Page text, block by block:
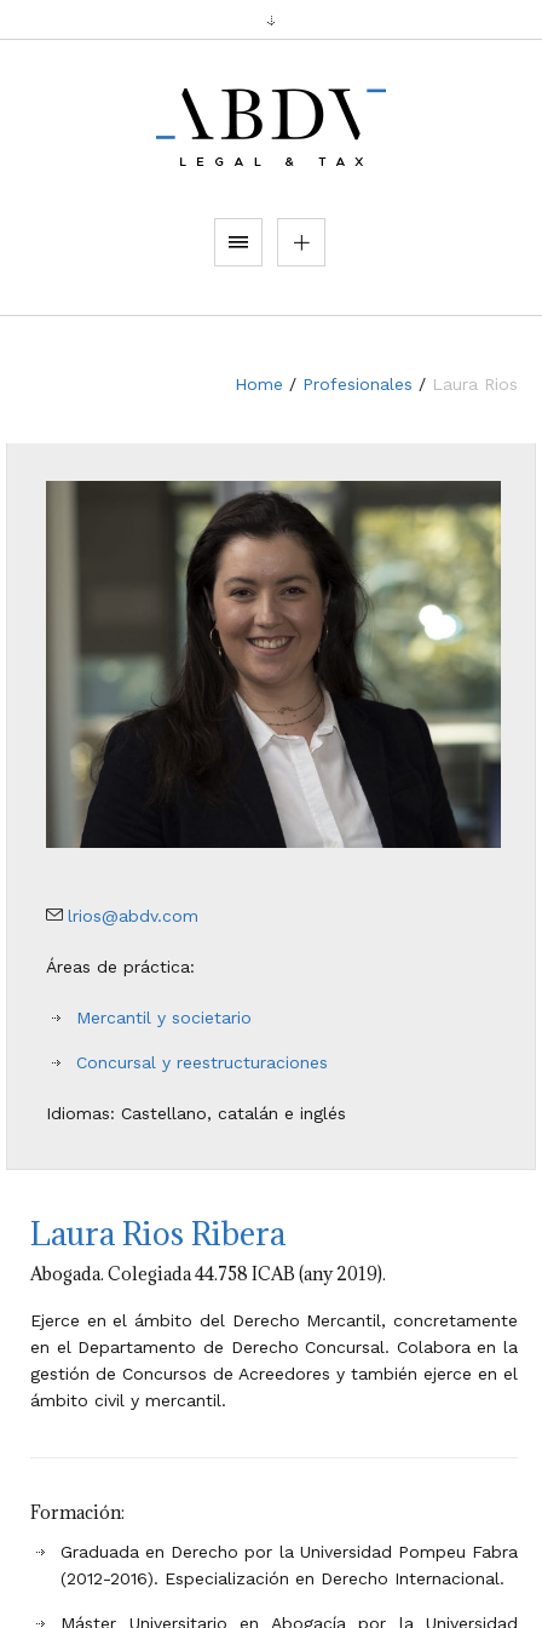
Home / Profesionales / Laura Rios
lrios@abdv.com
Áreas de práctica:
Mercantil y societario
Concursal y reestructuraciones
Idiomas: Castellano, catalán e inglés
Laura Rios Ribera
Abogada. Colegiada 44.758 ICAB (any 2019).
Ejerce en el ámbito del Derecho Mercantil, concretamente
en el Departamento de Derecho Concursal. Colabora en la
gestión de Concursos de Acreedores y también ejerce en el
ámbito civil y mercantil.
Formación:
Graduada en Derecho por la Universidad Pompeu Fabra
(2012-2016). Especialización en Derecho Internacional.
Máster Universitario en Abogacía por la Universidad